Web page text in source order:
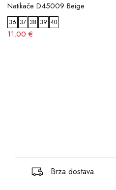
Natikače D45009 Beige
36 37 38 39 40
11.00 €
Brza dostava